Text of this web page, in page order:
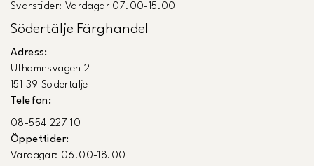
Svarstider: Vardagar 07.00-15.00
Södertälje Färghandel
Adress:
Uthamnsvägen 2
151 39 Södertälje
Telefon:
08-554 227 10
Öppettider:
Vardagar: 06.00-18.00